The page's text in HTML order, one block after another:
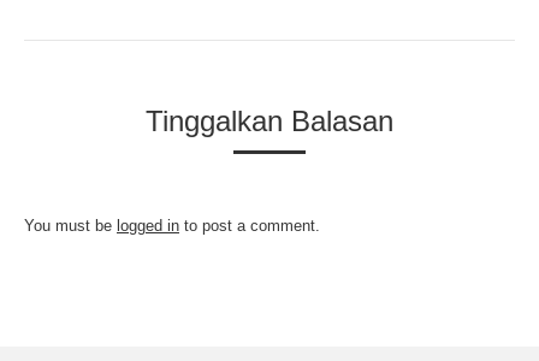
Tinggalkan Balasan
You must be logged in to post a comment.